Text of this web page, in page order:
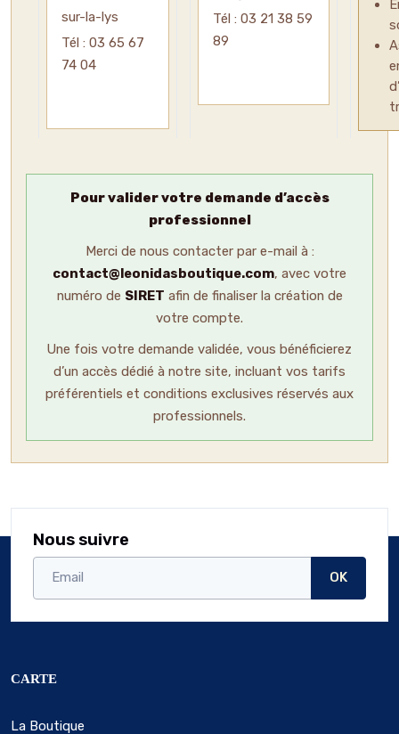
sur-la-lys
Tél : 03 65 67
74 04
Tél : 03 21 38 59
89
Pourvalider votre demande d’accès
professionnel
Merci de nous contacter par e-mail à :
contact@leonidasboutique.com, avec votre
numéro de SIRET afin de finaliser la création de
votre compte.
Une fois votre demande validée, vous bénéficierez
d’un accès dédié à notre site, incluant vos tarifs
préférentiels et conditions exclusives réservés aux
professionnels.
Nous suivre
OK
CARTE
La Boutique